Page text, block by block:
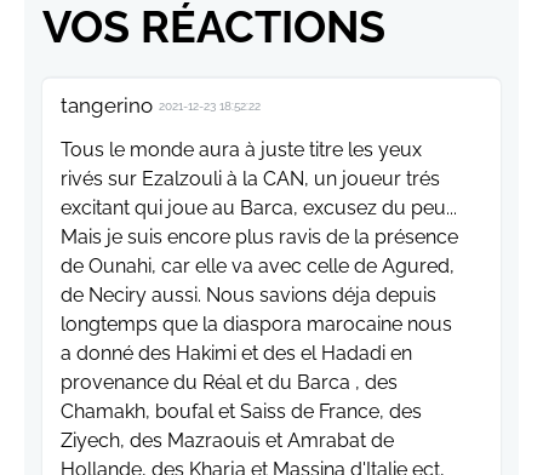
VOS RÉACTIONS
tangerino 2021-12-23 18:52:22
Tous le monde aura à juste titre les yeux
rivés sur Ezalzouli à la CAN, un joueur trés
excitant qui joue au Barca, excusez du peu...
Mais je suis encore plus ravis de la présence
de Ounahi, car elle va avec celle de Agured,
de Neciry aussi. Nous savions déja depuis
longtemps que la diaspora marocaine nous
a donné des Hakimi et des el Hadadi en
provenance du Réal et du Barca , des
Chamakh, boufal et Saiss de France, des
Ziyech, des Mazraouis et Amrabat de
Hollande, des Kharja et Massina d'Italie ect,